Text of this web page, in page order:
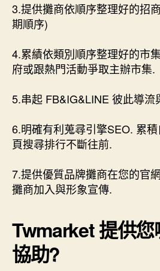
3.提供攤商依順序整理好的招
期順序)
4.累績依類別順序整理好的市
府或跟熱門活動爭取主辦市集.
5.串起 FB&IG&LINE 彼此導流
6.明確有利蒐尋引擎SEO. 累
頁搜尋排行不斷往前.
7.提供優質品牌攤商在您的官
攤商加入與形象宣傳.
Twmarket 提供
協助?